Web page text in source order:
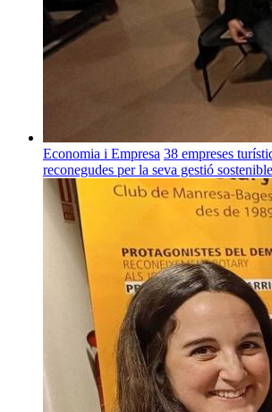
Economia i Empresa 38 empreses
reconegudes per la seva gestió sostenible